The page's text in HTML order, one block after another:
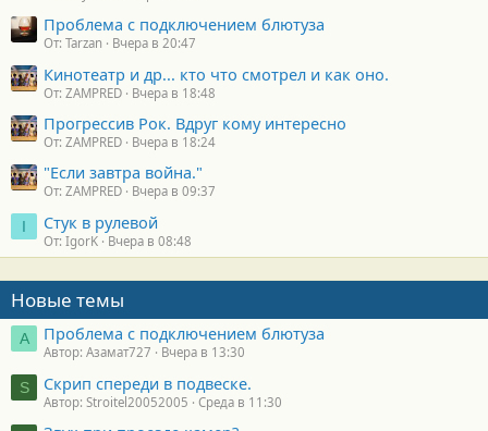
Проблема с подключением блютуза
От: Tarzan Вчера в 20:47
Кинотеатр и др... кто что смотрел и как оно.
От: ZAMPRED Вчера в 18:48
Прогрессив Рок. Вдруг кому интересно
От: ZAMPRED Вчера в 18:24
"Если завтра война."
От: ZAMPRED Вчера в 09:37
I Стук в рулевой
От: IgorK Вчера в 08:48
Новые темы
А Проблема с подключением блютуза
Автор: Азамат727 Вчера в 13:30
S Скрип спереди в подвеске.
Автор: Stroitel20052005 Среда в 11:30